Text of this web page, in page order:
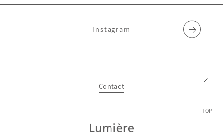
TOP
Instagram
Contact